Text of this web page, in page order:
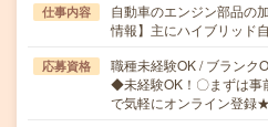
仕事内容
自動車のエンジン部品の
情報】主にハイブリッド
応募資格
職種未経験OK / ブランク
◆未経験OK！〇まずは事
で気軽にオンライン登